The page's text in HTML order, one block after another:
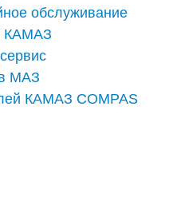
обслуживание
КАМАЗ
МАЗ
КАМАЗ COMPAS